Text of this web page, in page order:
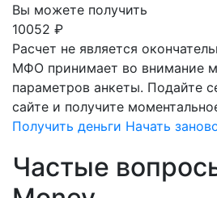
Вы можете получить
10052 ₽
Расчет не является
МФО принимает во внимание
параметров анкеты. Подайте
сайте и получите
Получить деньги Начать
Частые